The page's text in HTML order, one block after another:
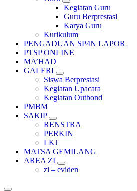
Kegiatan Guru
Guru Berprestasi
Karya Guru
Kurikulum
PENGADUAN SP4N LAPOR
PTSP ONLINE
MA’HAD
GALERI
Siswa Berprestasi
Kegiatan Upacara
Kegiatan Outbond
PMBM
SAKIP
RENSTRA
PERKIN
LKJ
MATSA GEMILANG
AREA ZI
zi – eviden